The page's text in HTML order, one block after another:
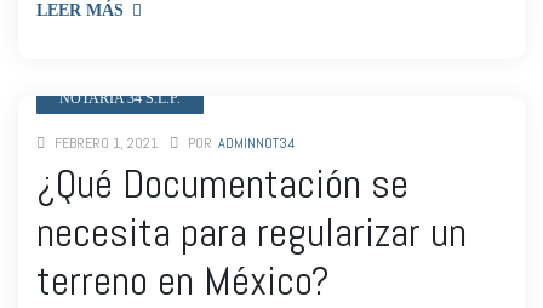
LEER MÁS
NOTARIA 34 S.L.P.
FEBRERO 1, 2021 POR ADMINNOT34
¿Qué Documentación se
necesita para regularizar un
terreno en México?